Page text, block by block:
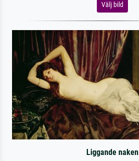
Välj bild
Liggande naken